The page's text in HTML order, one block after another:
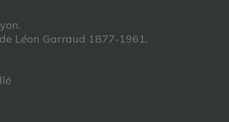
Léon Garraud 1877-1961,